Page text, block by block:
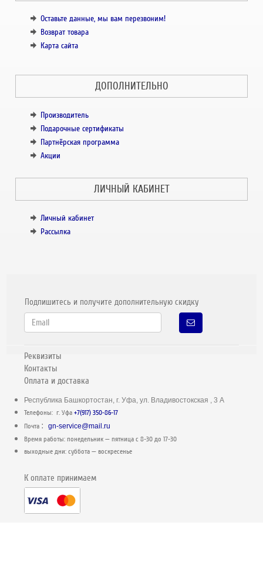
Оставьте данные, мы вам перезвоним!
Возврат товара
Карта сайта
ДОПОЛНИТЕЛЬНО
Производитель
Подарочные сертификаты
Партнёрская программа
Акции
ЛИЧНЫЙ КАБИНЕТ
Личный кабинет
Рассылка
Подпишитесь и получите дополнительную скидку
Реквизиты
Контакты
Оплата и доставка
Республика Башкортостан, г. Уфа, ул. Владивостокская , 3 А
Телефоны: г. Уфа+7(917) 350-86-17
Почта :gn-service@mail.ru
Время работы: понедельник — пятница c 8-30 до 17-30
выходные дни: суббота — воскресенье
К оплате принимаем